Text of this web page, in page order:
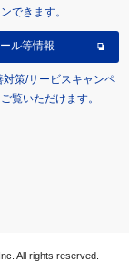
できます。
ル等情報
対策/サービスキャンペ
覧いただけます。
All rights reserved.